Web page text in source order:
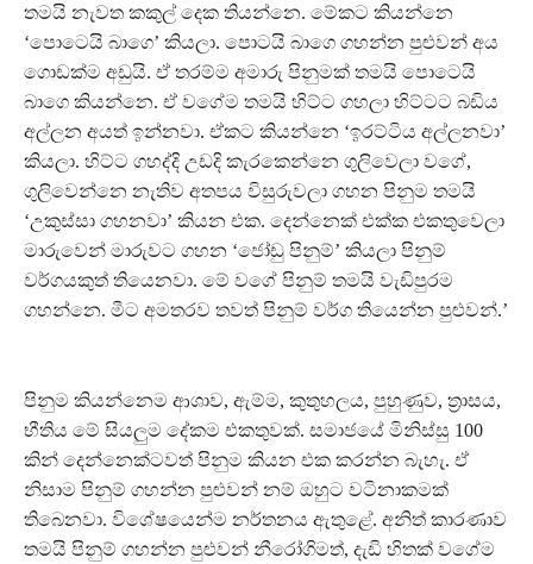
තමයි නැවත කකුල් දෙක තියන්නෙ. මේකට කියන්නෙ
‘පොටෙයි බාගෙ’ කියලා. පොටයි බාගෙ ගහන්න පුළුවන් අය
ගොඩක්ම අඩුයි. ඒ තරම්ම අමාරු පිනුමක් තමයි පොටෙයි
බාගෙ කියන්නෙ. ඒ වගේම තමයි හිට්ට ගහලා හිට්ටට බඩිය
අල්ලන අයත් ඉන්නවා. ඒකට කියන්නෙ ‘ඉරට්ටිය අල්ලනවා’
කියලා. හිට්ට ගහද්දි උඩදි කැරකෙන්නෙ ගුලිවෙලා වගේ,
ගුලිවෙන්නෙ නැතිව අතපය විසුරුවලා ගහන පිනුම තමයි
‘උකුස්සා ගහනවා’ කියන එක. දෙන්නෙක් එක්ක එකතුවෙලා
මාරුවෙන් මාරුවට ගහන ‘ජෝඩු පිනුම්’ කියලා පිනුම්
වර්ගයකුත් තියෙනවා. මේ වගේ පිනුම් තමයි වැඩිපුරම
ගහන්නෙ. මීට අමතරව තවත් පිනුම් වර්ග තියෙන්න පුළුවන්.’
පිනුම කියන්නෙම ආශාව, ඇම්ම, කුතුහලය, පුහුණුව, ත්‍රාසය,
භීතිය මේ සියලුම දේකම එකතුවක්. සමාජයේ මිනිස්සු 100
කින් දෙන්නෙක්ටවත් පිනුම කියන එක කරන්න බැහැ. ඒ
නිසාම පිනුම් ගහන්න පුළුවන් නම් ඔහුට වටිනාකමක්
තිබෙනවා. විශේෂයෙන්ම නර්තනය ඇතුළේ. අනිත් කාරණාව
තමයි පිනුම් ගහන්න පුළුවන් නීරෝගිමත්, දැඩි හිතක් වගේම